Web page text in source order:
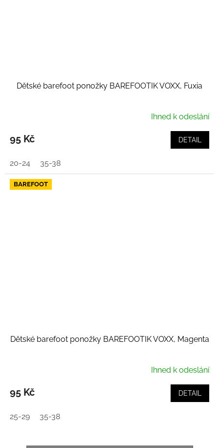
Dětské barefoot ponožky BAREFOOTIK VOXX, Fuxia
Ihned k odeslání
95 Kč DETAIL
20-24 35-38
BAREFOOT
Dětské barefoot ponožky BAREFOOTIK VOXX, Magenta
Ihned k odeslání
95 Kč DETAIL
25-29 35-38